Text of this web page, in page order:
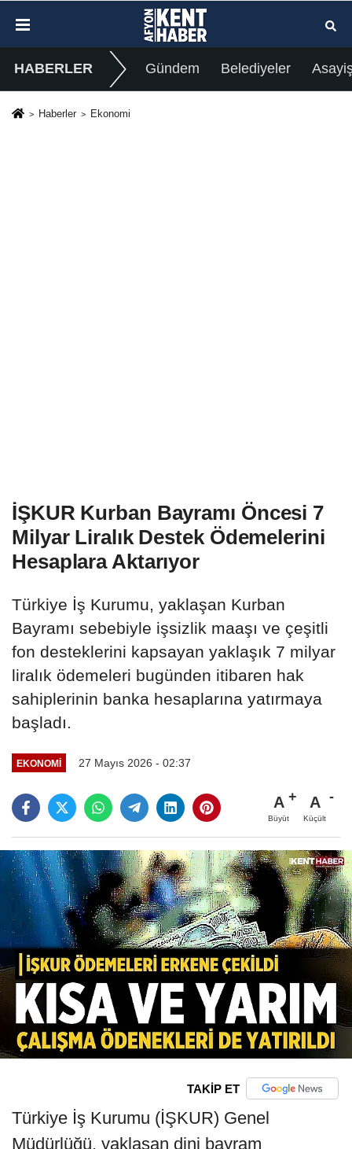
HABERLER Gündem Belediyeler
Haberler Ekonomi
İŞKUR Kurban Bayramı Öncesi 7
Milyar Liralık Destek Ödemelerini
Hesaplara Aktarıyor
Türkiye İş Kurumu, yaklaşan Kurban
Bayramı sebebiyle işsizlik maaşı ve çeşitli
fon desteklerini kapsayan yaklaşık 7 milyar
liralık ödemeleri bugünden itibaren hak
sahiplerinin banka hesaplarına yatırmaya
başladı.
EKONOMI 27 Mayıs 2026 - 02:37
A
Büyüt
A
Küçült
TAKİP ET
Türkiye İş Kurumu (İŞKUR) Genel
Müdürlüğü, yaklaşan dini bayram